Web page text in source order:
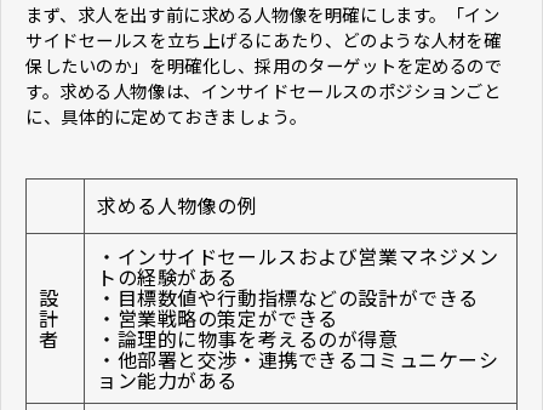
まず、求人を出す前に求める人物像を明確にします。「イン
サイドセールスを立ち上げるにあたり、どのような人材を確
保したいのか」を明確化し、採用のターゲットを定めるので
す。求める人物像は、インサイドセールスのポジションごと
に、具体的に定めておきましょう。
求める人物像の例
設
計
者
・インサイドセールスおよび営業マネジメン
トの経験がある
・目標数値や行動指標などの設計ができる
・営業戦略の策定ができる
・論理的に物事を考えるのが得意
・他部署と交渉・連携できるコミュニケーシ
ョン能力がある